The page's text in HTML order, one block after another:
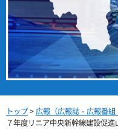
トップ>広報（広報誌・広報番組
７年度リニア中央新幹線建設促